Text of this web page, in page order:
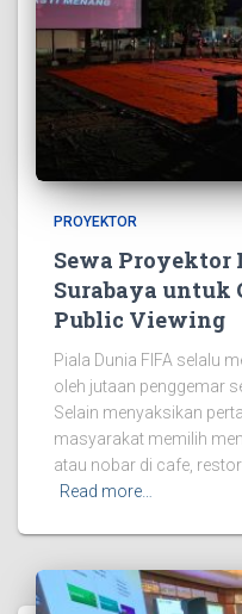
PROYEKTOR
Sewa Proyektor
Surabaya untuk
Public Viewing
Piala Dunia FIFA selalu
oleh jutaan penggemar
Selain menyaksikan
masyarakat memilih
atau nobar di cafe,
Read more…